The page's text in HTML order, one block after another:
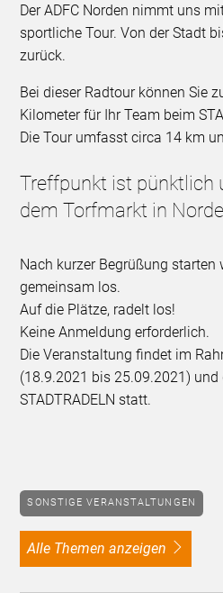
Der ADFC Norden nimmt uns
sportliche Tour. Von der Stadt
zurück.
Bei dieser Radtour können Sie
Kilometer für Ihr Team beim
Die Tour umfasst circa 14 km
Treffpunkt ist pünktlich
dem Torfmarkt in
Nach kurzer Begrüßung
gemeinsam los.
Auf die Plätze, radelt los!
Keine Anmeldung erforderlich.
Die Veranstaltung findet im
(18.9.2021 bis 25.09.2021) und
STADTRADELN statt.
SONSTIGE VERANSTALTUNGEN
alle Themen anzeigen